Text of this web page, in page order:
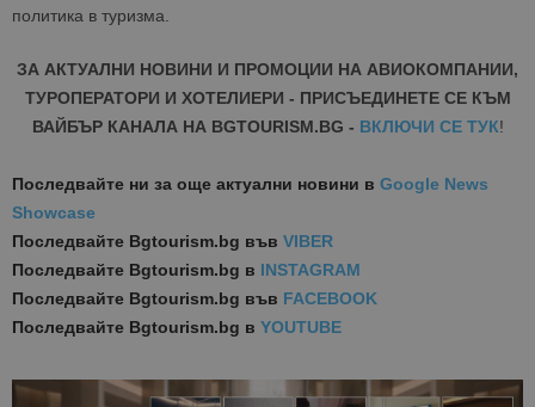
политика в туризма.
ЗА АКТУАЛНИ НОВИНИ И ПРОМОЦИИ НА АВИОКОМПАНИИ,
ТУРОПЕРАТОРИ И ХОТЕЛИЕРИ - ПРИСЪЕДИНЕТЕ СЕ КЪМ
ВАЙБЪР КАНАЛА НА BGTOURISM.BG - ВКЛЮЧИ СЕ ТУК!
Последвайте ни за още актуални новини в Google News
Showcase
Последвайте Bgtourism.bg във VIBER
Последвайте Bgtourism.bg в INSTAGRAM
Последвайте Bgtourism.bg във FACEBOOK
Последвайте Bgtourism.bg в YOUTUBE